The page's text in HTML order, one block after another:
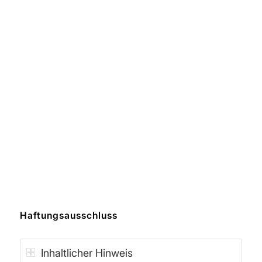
Haftungsausschluss
Inhaltlicher Hinweis